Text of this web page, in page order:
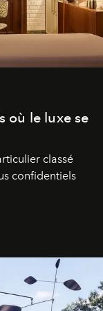
où le luxe se
classé
confidentiels